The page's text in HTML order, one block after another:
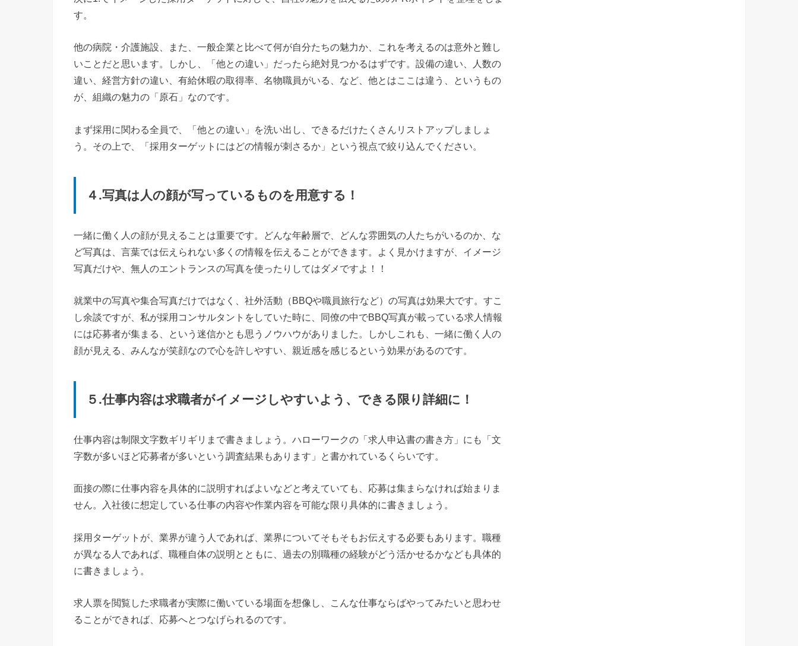
す。
他の病院・介護施設、また、一般企業と比べて何が自分たちの魅力か、これを考えるのは意外と難し
いことだと思います。しかし、「他との違い」だったら絶対見つかるはずです。設備の違い、人数の
違い、経営方針の違い、有給休暇の取得率、名物職員がいる、など、他とはここは違う、というもの
が、組織の魅力の「原石」なのです。
まず採用に関わる全員で、「他との違い」を洗い出し、できるだけたくさんリストアップしましょ
う。その上で、「採用ターゲットにはどの情報が刺さるか」という視点で絞り込んでください。
４.写真は人の顔が写っているものを用意する！
一緒に働く人の顔が見えることは重要です。どんな年齢層で、どんな雰囲気の人たちがいるのか、な
ど写真は、言葉では伝えられない多くの情報を伝えることができます。よく見かけますが、イメージ
写真だけや、無人のエントランスの写真を使ったりしてはダメですよ！！
就業中の写真や集合写真だけではなく、社外活動（BBQや職員旅行など）の写真は効果大です。すこ
し余談ですが、私が採用コンサルタントをしていた時に、同僚の中でBBQ写真が載っている求人情報
には応募者が集まる、という迷信かとも思うノウハウがありました。しかしこれも、一緒に働く人の
顔が見える、みんなが笑顔なので心を許しやすい、親近感を感じるという効果があるのです。
５.仕事内容は求職者がイメージしやすいよう、できる限り詳細に！
仕事内容は制限文字数ギリギリまで書きましょう。ハローワークの「求人申込書の書き方」にも「文
字数が多いほど応募者が多いという調査結果もあります」と書かれているくらいです。
面接の際に仕事内容を具体的に説明すればよいなどと考えていても、応募は集まらなければ始まりま
せん。入社後に想定している仕事の内容や作業内容を可能な限り具体的に書きましょう。
採用ターゲットが、業界が違う人であれば、業界についてそもそもお伝えする必要もあります。職種
が異なる人であれば、職種自体の説明とともに、過去の別職種の経験がどう活かせるかなども具体的
に書きましょう。
求人票を閲覧した求職者が実際に働いている場面を想像し、こんな仕事ならばやってみたいと思わせ
ることができれば、応募へとつなげられるのです。